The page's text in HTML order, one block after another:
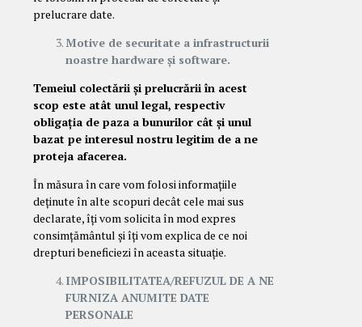
prelucrare date.
Motive de securitate a infrastructurii
noastre hardware și software.
Temeiul colectării și prelucrării în acest
scop este atât unul legal, respectiv
obligația de paza a bunurilor cât și unul
bazat pe interesul nostru legitim de a ne
proteja afacerea.
În măsura în care vom folosi informațiile
deținute în alte scopuri decât cele mai sus
declarate, îți vom solicita în mod expres
consimțământul și îți vom explica de ce noi
drepturi beneficiezi în aceasta situație.
IMPOSIBILITATEA/REFUZUL DE A NE
FURNIZA ANUMITE DATE
PERSONALE